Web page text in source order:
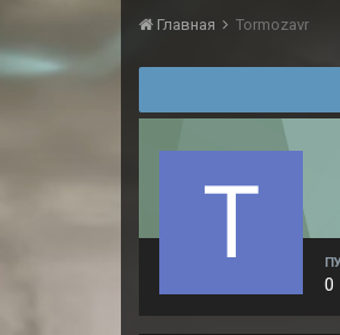
Главная Tormozavr
0